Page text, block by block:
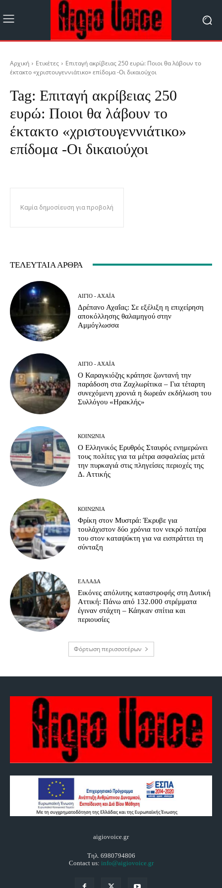
Αρχική Ετικέτες
Επιταγή ακρίβειας 250 ευρώ: Ποιοι θα λάβουν το
έκτακτο «χριστουγεννιάτικο» επίδομα -Οι δικαιούχοι
Tag: Επιταγή ακρίβειας 250
ευρώ: Ποιοι θα λάβουν το
έκτακτο «χριστουγεννιάτικο»
επίδομα -Οι δικαιούχοι
Καμία δημοσίευση για προβολή
ΤΕΛΕΥΤΑΊΑ ΆΡΘΡΑ
ΑΊΓΙΟ - ΑΧΑΪ́Α
Δρέπανο Αχαΐας: Σε εξέλιξη η επιχείρηση
αποκόλλησης θαλαμηγού στην
Αμμόγλωσσα
ΑΊΓΙΟ - ΑΧΑΪ́Α
Ο Καραγκιόζης κράτησε ζωντανή την
παράδοση στα Ζαχλωρίτικα – Για τέταρτη
συνεχόμενη χρονιά η δωρεάν εκδήλωση του
Συλλόγου «Ηρακλής»
ΚΟΙΝΩΝΊΑ
Ο Ελληνικός Ερυθρός Σταυρός ενημερώνει
τους πολίτες για τα μέτρα ασφαλείας μετά
την πυρκαγιά στις πληγείσες περιοχές της
Δ. Αττικής
ΚΟΙΝΩΝΊΑ
Φρίκη στον Μυστρά: Έκρυβε για
τουλάχιστον δύο χρόνια τον νεκρό πατέρα
του στον καταψύκτη για να εισπράττει τη
σύνταξη
ΕΛΛΆΔΑ
Εικόνες απόλυτης καταστροφής στη Δυτική
Αττική: Πάνω από 132.000 στρέμματα
έγιναν στάχτη – Κάηκαν σπίτια και
περιουσίες
Φόρτωση περισσοτέρων
aigiovoice.gr
Τηλ. 6980794806
Contact us: info@aigiovoice.gr